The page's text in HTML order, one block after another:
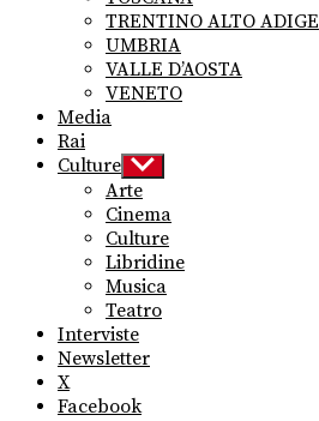
TRENTINO ALTO ADIGE
UMBRIA
VALLE D’AOSTA
VENETO
Media
Rai
Culture Show
sub
menu
Arte
Cinema
Culture
Libridine
Musica
Teatro
Interviste
Newsletter
X
Facebook